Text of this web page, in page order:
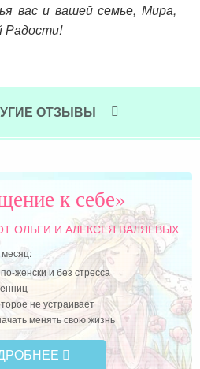
вас и вашей семье, Мира,
Радости!
ОТЗЫВЫ
к себе»
ОЛЬГИ И АЛЕКСЕЯ ВАЛЯЕВЫХ
женски и без стресса
не устраивает
менять свою жизнь